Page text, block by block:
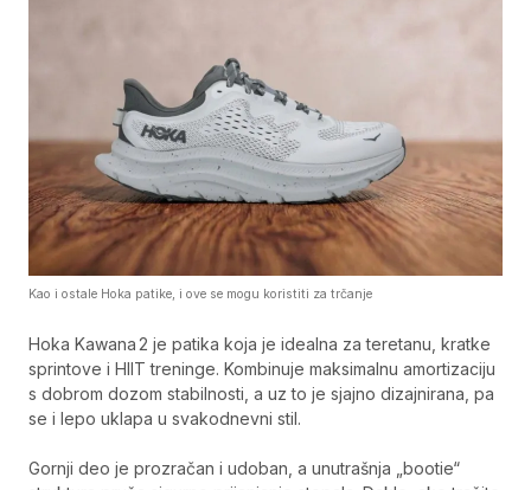
Kao i ostale Hoka patike, i ove se mogu koristiti za trčanje
Hoka Kawana 2 je patika koja je idealna za teretanu, kratke
sprintove i HIIT treninge. Kombinuje maksimalnu amortizaciju
s dobrom dozom stabilnosti, a uz to je sjajno dizajnirana, pa
se i lepo uklapa u svakodnevni stil.
Gornji deo je prozračan i udoban, a unutrašnja „bootie“